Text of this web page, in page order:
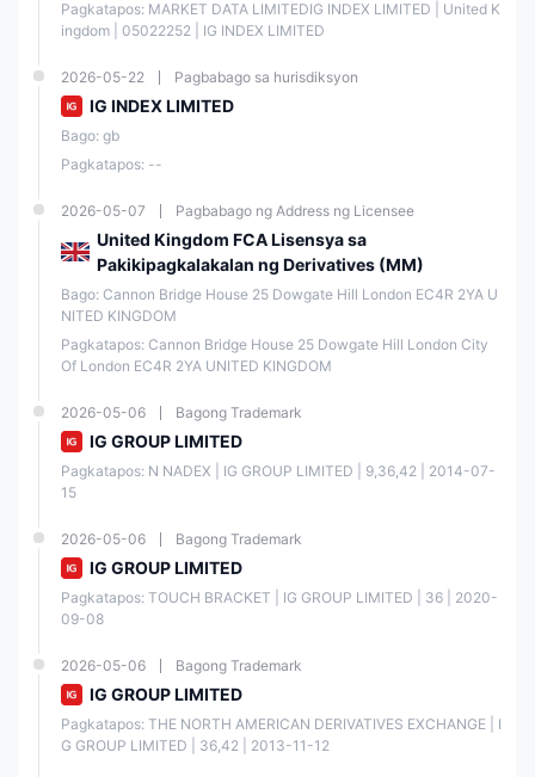
MetaTrader 4 at L2 Dealer. Bagaman ang kanilang demo account ay
nag-aalok ng maluwag na virtual na pondo, limitado ang impormasyon
customer sa pamamagitan ng iba't ibang mga channel. Gayunpaman,
napakabatib na impormasyon tungkol sa deposito at pag-withdraw.
Ano ang minimum na deposito na kinakailangan upang magbukas
Walang kinakailangang minimum na deposito.
Anong mga paraan ng deposito ang tinatanggap sa IG?
Tinatanggap ng IG ang mga deposito sa pamamagitan ng credit/debit
card at mga bank transfer.
Ano ang maximum na leverage na inaalok ng IG?
1:400.
Anong mga plataporma sa pangangalakal ang inaalok ng IG?
Inaalok ng IG ang L2 dealer, ProRealTime, MT4, at TradingView.
Babala sa Panganib
panganib, kabilang ang potensyal na pagkawala ng ininvest na pondo.
Hindi ito angkop para sa lahat ng mga mangangalakal o
mamumuhunan. Mahalaga na maunawaan at tanggapin ang mga
panganib na ito bago sumali sa online na pangangalakal.
Pagkatapos: MARKET DATA LIMITEDIG INDEX LIMITED | United K
ingdom | 05022252 | IG INDEX LIMITED
2026-05-22 Pagbabago sa hurisdiksyon
IG INDEX LIMITED
Bago: gb
Pagkatapos: --
2026-05-07 Pagbabago ng Address ng Licensee
United Kingdom FCA Lisensya sa
Pakikipagkalakalan ng Derivatives (MM)
Bago: Cannon Bridge House 25 Dowgate Hill London EC4R 2YA U
NITED KINGDOM
Pagkatapos: Cannon Bridge House 25 Dowgate Hill London City
Of London EC4R 2YA UNITED KINGDOM
2026-05-06 Bagong Trademark
IG GROUP LIMITED
Pagkatapos: N NADEX | IG GROUP LIMITED | 9,36,42 | 2014-07-
15
2026-05-06 Bagong Trademark
IG GROUP LIMITED
Pagkatapos: TOUCH BRACKET | IG GROUP LIMITED | 36 | 2020-
09-08
2026-05-06 Bagong Trademark
IG GROUP LIMITED
Pagkatapos: THE NORTH AMERICAN DERIVATIVES EXCHANGE | I
G GROUP LIMITED | 36,42 | 2013-11-12